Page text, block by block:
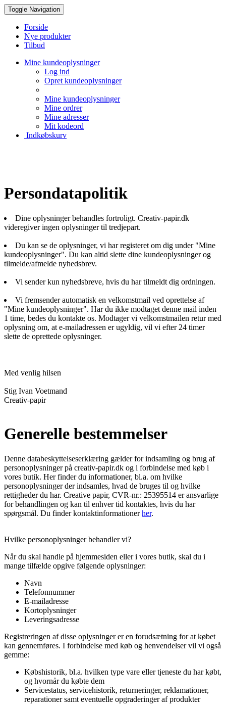
Toggle Navigation
Forside
Nye produkter
Tilbud
Mine kundeoplysninger
Log ind
Opret kundeoplysninger
Mine kundeoplysninger
Mine ordrer
Mine adresser
Mit kodeord
Indkøbskurv
Persondatapolitik
Dine oplysninger behandles fortroligt. Creativ-papir.dk
videregiver ingen oplysninger til tredjepart.
Du kan se de oplysninger, vi har registeret om dig under "Mine
kundeoplysninger". Du kan altid slette dine kundeoplysninger og
tilmelde/afmelde nyhedsbrev.
Vi sender kun nyhedsbreve, hvis du har tilmeldt dig ordningen.
Vi fremsender automatisk en velkomstmail ved oprettelse af
"Mine kundeoplysninger". Har du ikke modtaget denne mail inden
1 time, bedes du kontakte os. Modtager vi velkomstmailen retur med
oplysning om, at e-mailadressen er ugyldig, vil vi efter 24 timer
slette de oprettede oplysninger.
Med venlig hilsen
Stig Ivan Voetmand
Creativ-papir
Generelle bestemmelser
Denne databeskyttelseserklæring gælder for indsamling og brug af
personoplysninger på creativ-papir.dk og i forbindelse med køb i
vores butik. Her finder du informationer, bl.a. om hvilke
personoplysninger der indsamles, hvad de bruges til og hvilke
rettigheder du har. Creative papir, CVR-nr.: 25395514 er ansvarlige
for behandlingen og kan til enhver tid kontaktes, hvis du har
spørgsmål. Du finder kontaktinformationerher.
Hvilke personoplysninger behandler vi?
Når du skal handle på hjemmesiden eller i vores butik, skal du i
mange tilfælde opgive følgende oplysninger:
Navn
Telefonnummer
E-mailadresse
Kortoplysninger
Leveringsadresse
Registreringen af disse oplysninger er en forudsætning for at købet
kan gennemføres. I forbindelse med køb og henvendelser vil vi også
gemme:
Købshistorik, bl.a. hvilken type vare eller tjeneste du har købt,
og hvornår du købte dem
Servicestatus, servicehistorik, returneringer, reklamationer,
reparationer samt eventuelle opgraderinger af produkter